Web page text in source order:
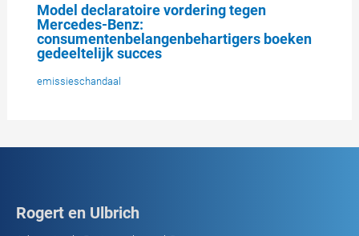
Model declaratoire vordering tegen
Mercedes-Benz:
consumentenbelangenbehartigers boeken
gedeeltelijk succes
emissieschandaal
Rogert en Ulbrich